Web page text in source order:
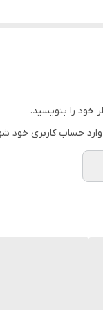
خود را بنویسید.
وارد حساب کاربری خود